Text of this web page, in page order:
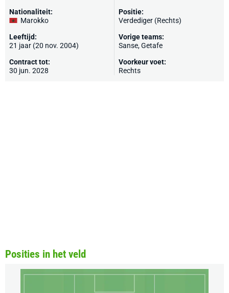
Nationaliteit:
Marokko
Leeftijd:
21 jaar (20 nov. 2004)
Contract tot:
30 jun. 2028
Positie:
Verdediger (Rechts)
Vorige teams:
Sanse,Getafe
Voorkeur voet:
Rechts
Posities in het veld